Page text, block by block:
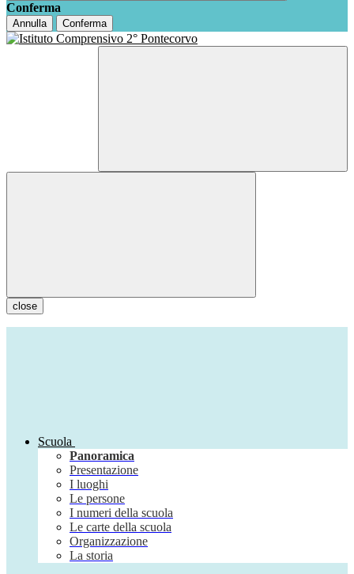
Conferma
Annulla Conferma
close
Scuola
Panoramica
Presentazione
I luoghi
Le persone
I numeri della scuola
Le carte della scuola
Organizzazione
La storia